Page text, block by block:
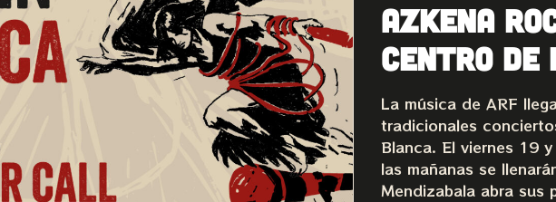
AZKENA
centro de
La música de ARF
tradicionales
Blanca. El viernes 19
las mañanas se
Mendizabala abra sus